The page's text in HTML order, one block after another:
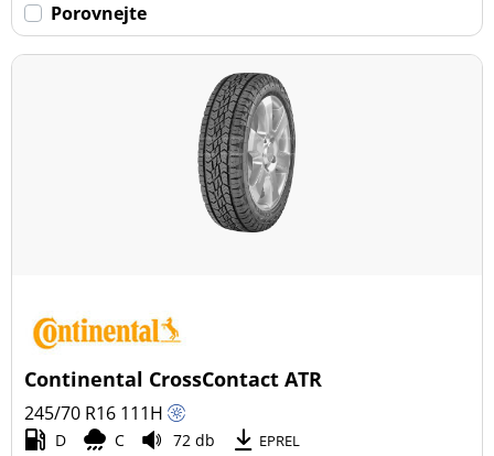
Porovnejte
Continental CrossContact ATR
245/70 R16 111H
D C 72 db EPREL